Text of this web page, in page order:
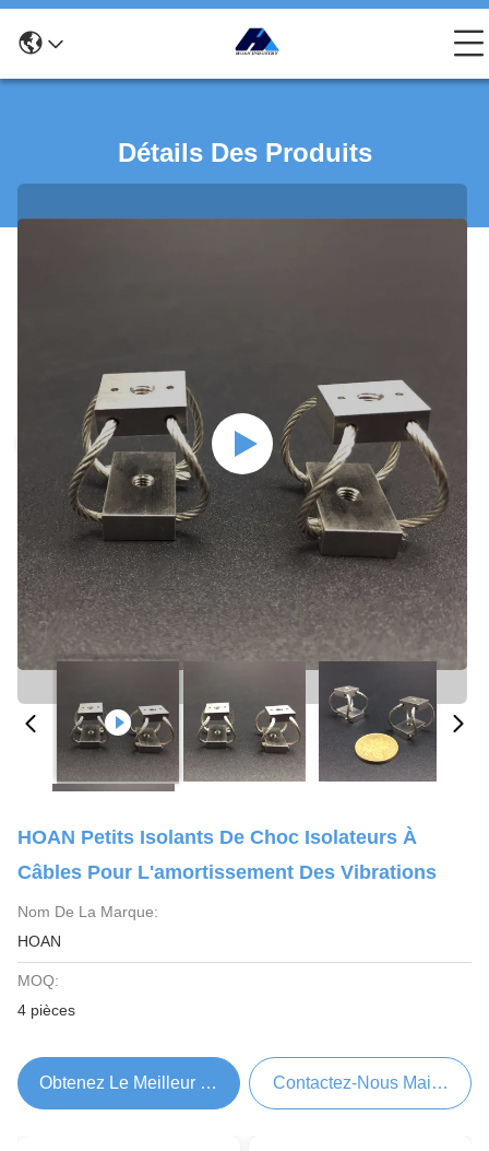
Détails Des Produits
HOAN Petits Isolants De Choc Isolateurs À
Câbles Pour L'amortissement Des Vibrations
Nom De La Marque:
HOAN
MOQ:
4 pièces
Obtenez Le Meilleur Prix Contactez-Nous Maintenant